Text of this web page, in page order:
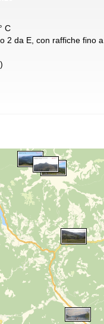
C
2 da E, con raffiche fino